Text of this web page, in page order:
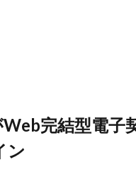
Web完結型電
ン